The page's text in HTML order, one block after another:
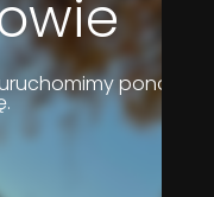
ponownie